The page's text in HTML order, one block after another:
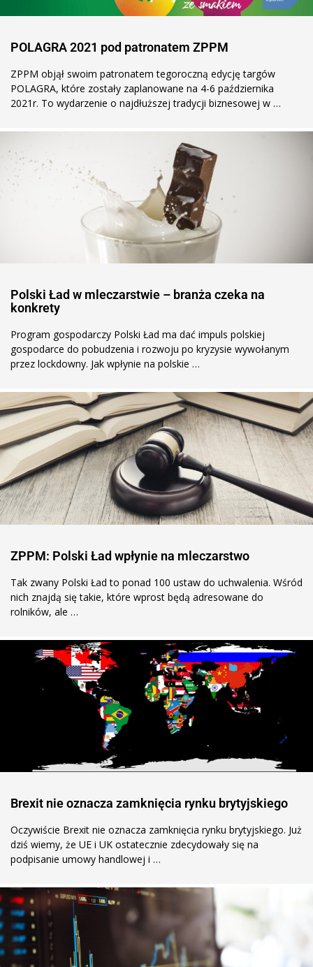
POLAGRA 2021 pod patronatem ZPPM
ZPPM objął swoim patronatem tegoroczną edycję targów
POLAGRA, które zostały zaplanowane na 4-6 października
2021r. To wydarzenie o najdłuższej tradycji biznesowej w …
Polski Ład w mleczarstwie – branża czeka na
konkrety
Program gospodarczy Polski Ład ma dać impuls polskiej
gospodarce do pobudzenia i rozwoju po kryzysie wywołanym
przez lockdowny. Jak wpłynie na polskie …
ZPPM: Polski Ład wpłynie na mleczarstwo
Tak zwany Polski Ład to ponad 100 ustaw do uchwalenia. Wśród
nich znajdą się takie, które wprost będą adresowane do
rolników, ale …
Brexit nie oznacza zamknięcia rynku brytyjskiego
Oczywiście Brexit nie oznacza zamknięcia rynku brytyjskiego. Już
dziś wiemy, że UE i UK ostatecznie zdecydowały się na
podpisanie umowy handlowej i …